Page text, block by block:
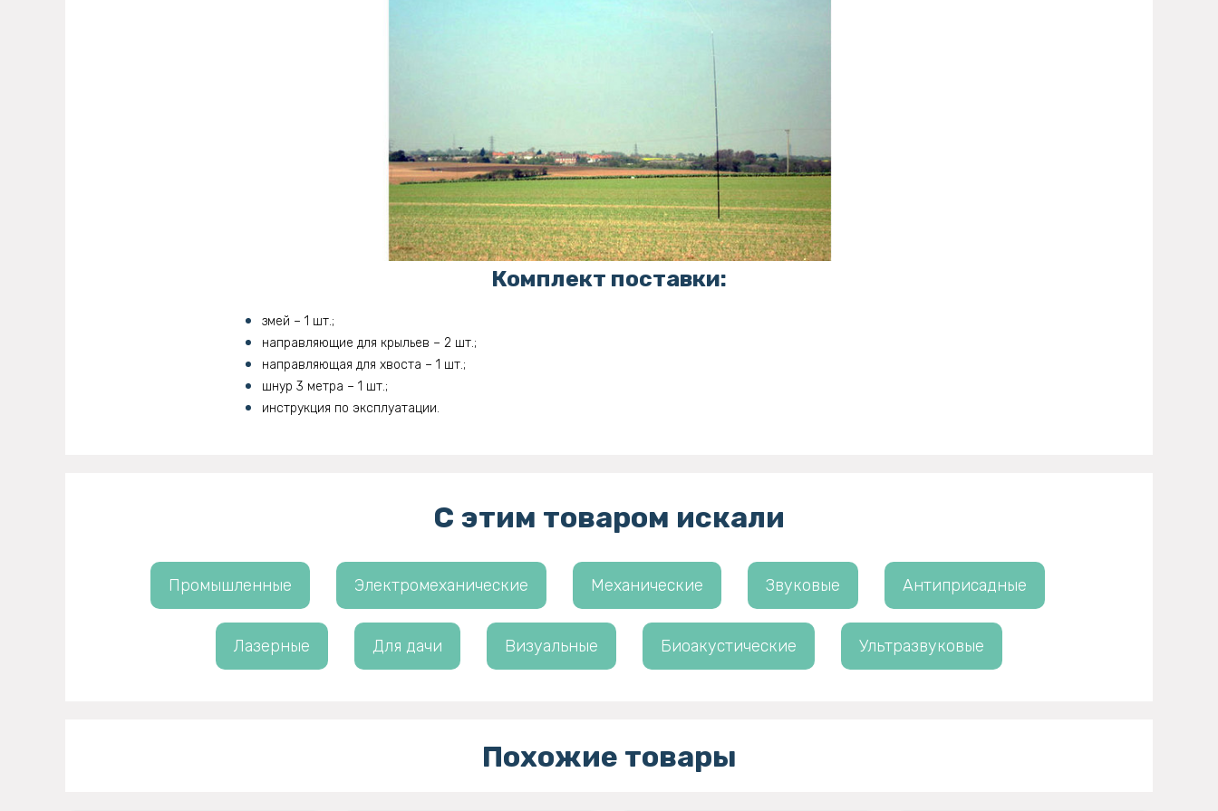
Комплект поставки:
змей – 1 шт.;
направляющие для крыльев – 2 шт.;
направляющая для хвоста – 1 шт.;
шнур 3 метра – 1 шт.;
инструкция по эксплуатации.
С этим товаром искали
Промышленные Электромеханические Механические Звуковые Антиприсадные
Лазерные Для дачи Визуальные Биоакустические Ультразвуковые
Похожие товары